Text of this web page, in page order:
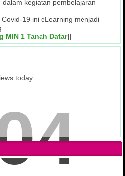
kegiatan pembelajaran
19 ini eLearning menjadi
MIN 1 Tanah Datar]]
today